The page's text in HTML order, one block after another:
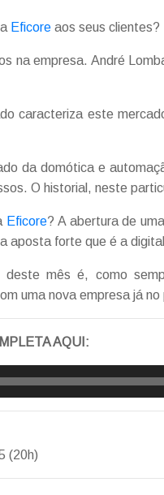
Eficore aos seus clientes?
na empresa. André
caracteriza este
da domótica e
O historial, neste
Eficore? A abertura de
aposta forte que é a
deste mês é, como
uma nova empresa já no
AQUI:
(20h)